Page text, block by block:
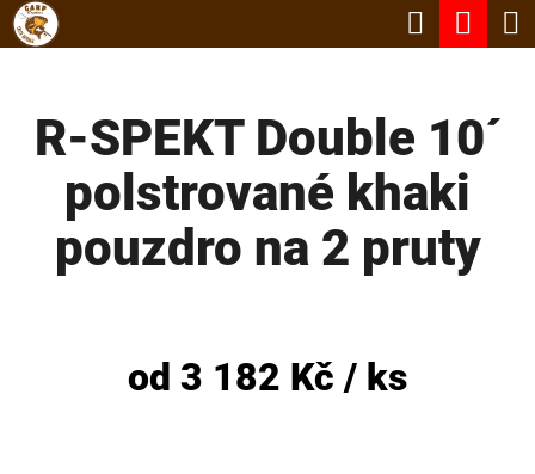
Přejít
Hledat
R-SPEKT Double 10´
polstrované khaki
pouzdro na 2 pruty
od 3 182 Kč / ks
K
O